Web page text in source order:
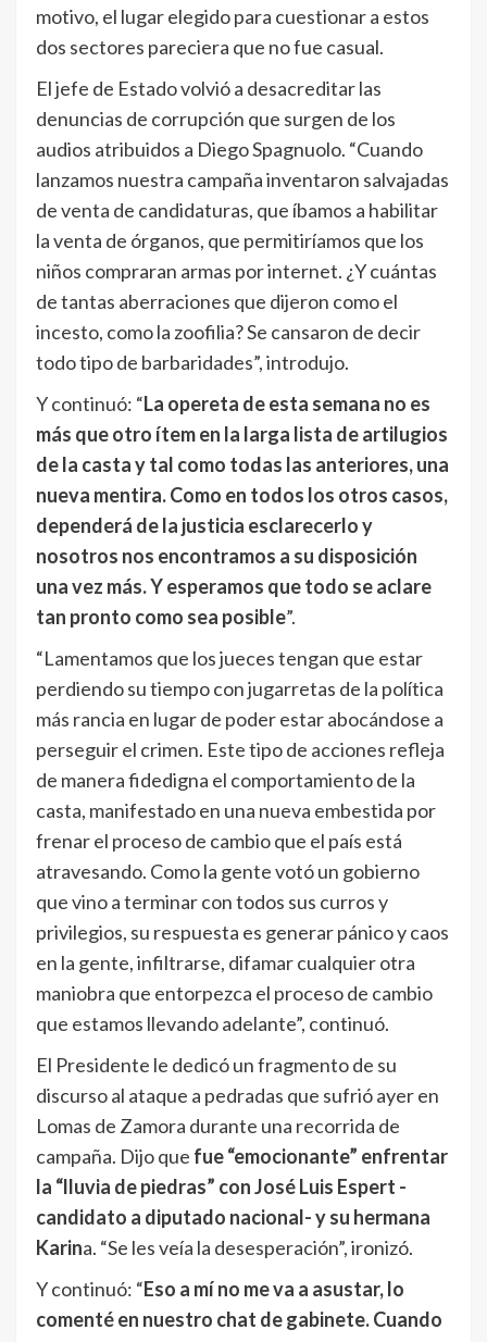
motivo, el lugar elegido para cuestionar a estos
dos sectores pareciera que no fue casual.
El jefe de Estado volvió a desacreditar las
denuncias de corrupción que surgen de los
audios atribuidos a Diego Spagnuolo. “Cuando
lanzamos nuestra campaña inventaron salvajadas
de venta de candidaturas, que íbamos a habilitar
la venta de órganos, que permitiríamos que los
niños compraran armas por internet. ¿Y cuántas
de tantas aberraciones que dijeron como el
incesto, como la zoofilia? Se cansaron de decir
todo tipo de barbaridades”, introdujo.
Y continuó: “La opereta de esta semana no es
más que otro ítem en la larga lista de artilugios
de la casta y tal como todas las anteriores, una
nueva mentira. Como en todos los otros casos,
dependerá de la justicia esclarecerlo y
nosotros nos encontramos a su disposición
una vez más. Y esperamos que todo se aclare
tan pronto como sea posible”.
“Lamentamos que los jueces tengan que estar
perdiendo su tiempo con jugarretas de la política
más rancia en lugar de poder estar abocándose a
perseguir el crimen. Este tipo de acciones refleja
de manera fidedigna el comportamiento de la
casta, manifestado en una nueva embestida por
frenar el proceso de cambio que el país está
atravesando. Como la gente votó un gobierno
que vino a terminar con todos sus curros y
privilegios, su respuesta es generar pánico y caos
en la gente, infiltrarse, difamar cualquier otra
maniobra que entorpezca el proceso de cambio
que estamos llevando adelante”, continuó.
El Presidente le dedicó un fragmento de su
discurso al ataque a pedradas que sufrió ayer en
Lomas de Zamora durante una recorrida de
campaña. Dijo que fue “emocionante” enfrentar
la “lluvia de piedras” con José Luis Espert -
candidato a diputado nacional- y su hermana
Karina. “Se les veía la desesperación”, ironizó.
Y continuó: “Eso a mí no me va a asustar, lo
comenté en nuestro chat de gabinete. Cuando